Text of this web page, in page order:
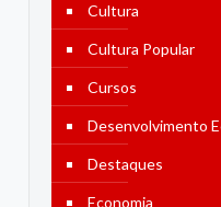
Cultura
Cultura Popular
Cursos
Desenvolvimento
Destaques
Economia